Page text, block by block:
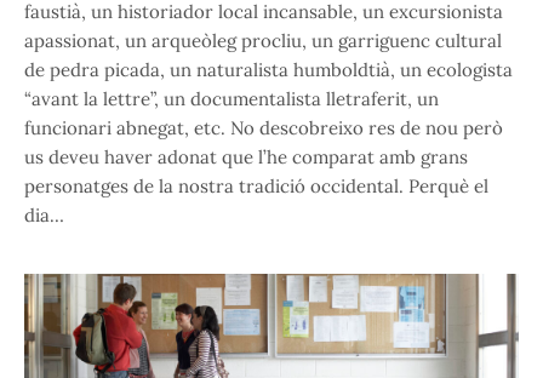
faustià, un historiador local incansable, un excursionista
apassionat, un arqueòleg procliu, un garriguenc cultural
de pedra picada, un naturalista humboldtià, un ecologista
“avant la lettre”, un documentalista lletraferit, un
funcionari abnegat, etc. No descobreixo res de nou però
us deveu haver adonat que l’he comparat amb grans
personatges de la nostra tradició occidental. Perquè el
dia…